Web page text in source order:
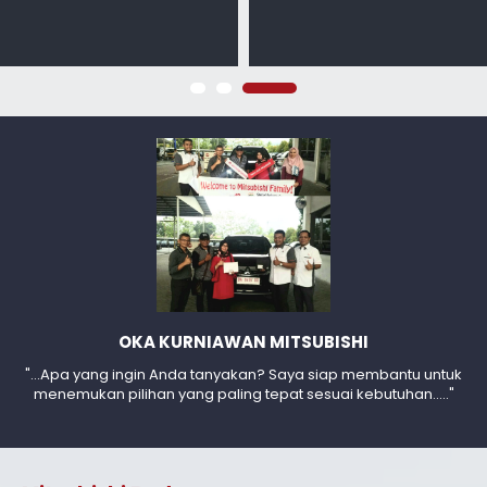
OKA KURNIAWAN MITSUBISHI
"...Apa yang ingin Anda tanyakan? Saya siap membantu untuk
menemukan pilihan yang paling tepat sesuai kebutuhan....."